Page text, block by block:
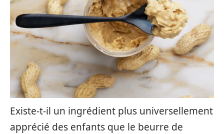
Existe-t-il un ingrédient plus universellement
apprécié des enfants que le beurre de